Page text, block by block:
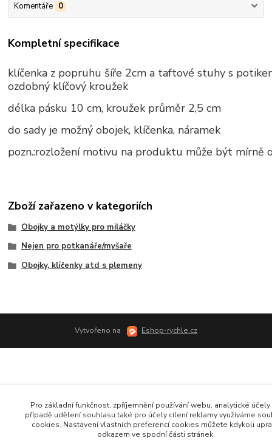
Komentáře 0
Kompletní specifikace
klíčenka z popruhu šíře 2cm a taftové stuhy s
ozdobný klíčový kroužek
délka pásku 10 cm, kroužek průměr 2,5 cm
do sady je možný obojek, klíčenka, náramek
pozn.:rozložení motivu na produktu může být mírně
Zboží zařazeno v kategoriích
Obojky a motýlky pro miláčky
Nejen pro potkanáře/myšaře
Obojky, klíčenky atd s plemeny
Vytvořeno na Eshop-rychle.cz
Pro základní funkčnost, zpříjemnění používání webu, analytické účely
případě udělení souhlasu také pro účely cílení reklamy využíváme
cookies. Nastavení vlastních preferencí cookies můžete kdykoli
odkazem ve spodní části stránek.